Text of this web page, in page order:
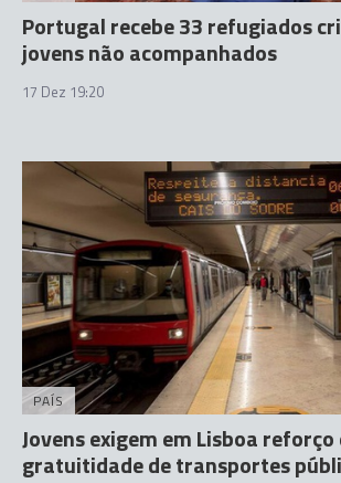
Portugal recebe 33 refugiados
jovens não acompanhados
17 Dez 19:20
PAÍS
Jovens exigem em Lisboa reforço
gratuitidade de transportes